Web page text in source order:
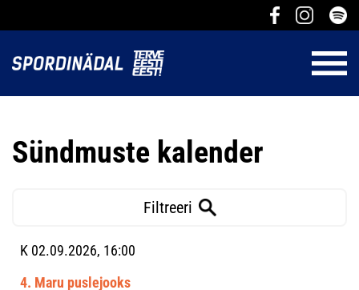
Sündmuste kalender
Filtreeri
K 02.09.2026, 16:00
4. Maru puslejooks